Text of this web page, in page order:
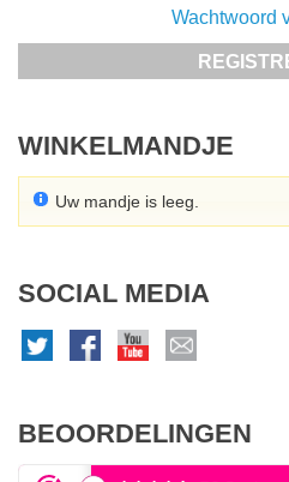
Wachtwoord
WINKELMANDJE
Uw mandje is leeg.
SOCIAL MEDIA
BEOORDELINGEN